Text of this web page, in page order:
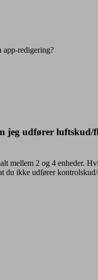
redigering?
udfører
mellem 2 og 4 enheder.
du ikke udfører